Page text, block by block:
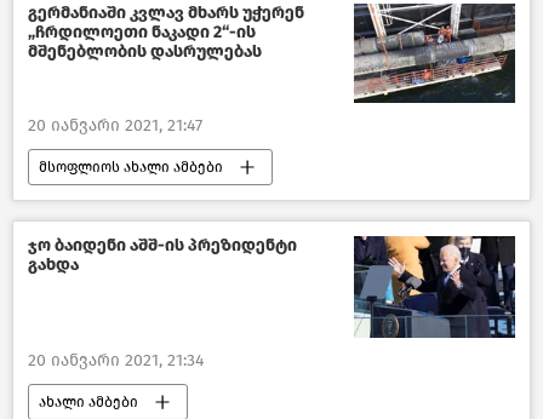
გერმანიაში კვლავ მხარს უჭერენ
„ჩრდილოეთი ნაკადი 2“-ის
მშენებლობის დასრულებას
20 იანვარი 2021, 21:47
მსოფლიოს ახალი ამბები
ჯო ბაიდენი აშშ-ის პრეზიდენტი
გახდა
20 იანვარი 2021, 21:34
ახალი ამბები